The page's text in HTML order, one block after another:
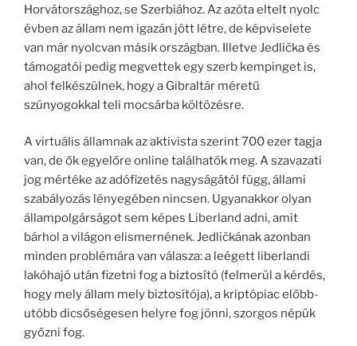
Horvátországhoz, se Szerbiához. Az azóta eltelt nyolc
évben az állam nem igazán jött létre, de képviselete
van már nyolcvan másik országban. Illetve Jedlička és
támogatói pedig megvettek egy szerb kempinget is,
ahol felkészülnek, hogy a Gibraltár méretű
szúnyogokkal teli mocsárba költözésre.
A virtuális államnak az aktivista szerint 700 ezer tagja
van, de ők egyelőre online találhatók meg. A szavazati
jog mértéke az adófizetés nagyságától függ, állami
szabályozás lényegében nincsen. Ugyanakkor olyan
állampolgárságot sem képes Liberland adni, amit
bárhol a világon elismernének. Jedličkának azonban
minden problémára van válasza: a leégett liberlandi
lakóhajó után fizetni fog a biztosító (felmerül a kérdés,
hogy mely állam mely biztosítója), a kriptópiac előbb-
utóbb dicsőségesen helyre fog jönni, szorgos népük
győzni fog.